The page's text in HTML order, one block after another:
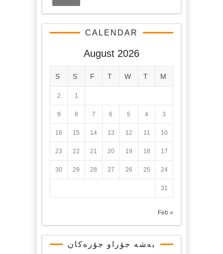
CALENDAR
August 2026
M
T
W
T
F
S
S
1
2
3
4
5
6
7
8
9
10
11
12
13
14
15
16
17
18
19
20
21
22
23
24
25
26
27
28
29
30
31
« Feb
بەشە جۆراو جۆرەکان